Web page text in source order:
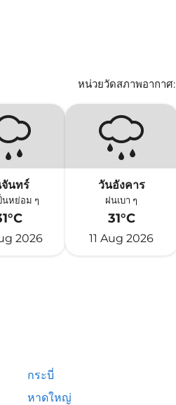
หน่วยวัดสภาพอากาศ:
นทร์
นหย่อม ๆ
2026
วันอังคาร
ฝนเบา ๆ
31°C
11 Aug 2026
กระบี่
หาดใหญ่